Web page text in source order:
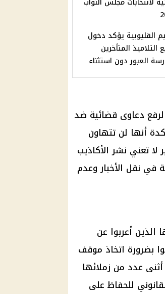
القليوبية يؤكد دخول
التلاميذ المتأخرين
العبور دون استثناء
دعاوى قضائية ضد
أنها لن تتهاون
تعني نشر الأكاذيب
في نقل الأخبار وعدم
الذين أعربوا عن
بضرورة اتخاذ موقف
عدد من زملائها
للحفاظ على